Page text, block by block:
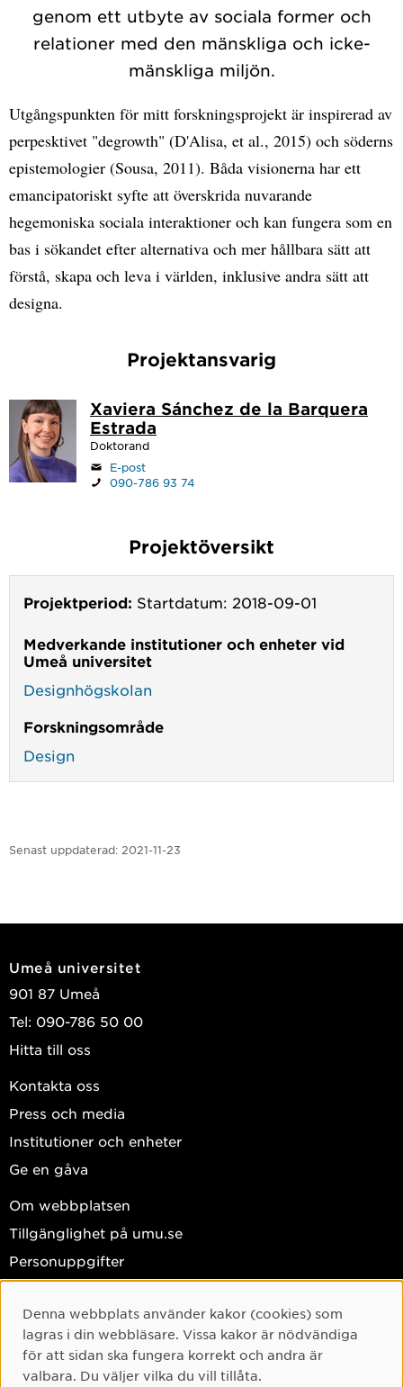
genom ett utbyte av sociala former och
relationer med den mänskliga och icke-
mänskliga miljön.
Utgångspunkten för mitt forskningsprojekt är inspirerad av
perpesktivet "degrowth" (D'Alisa, et al., 2015) och söderns
epistemologier (Sousa, 2011). Båda visionerna har ett
emancipatoriskt syfte att överskrida nuvarande
hegemoniska sociala interaktioner och kan fungera som en
bas i sökandet efter alternativa och mer hållbara sätt att
förstå, skapa och leva i världen, inklusive andra sätt att
designa.
Projektansvarig
Xaviera Sánchez de la Barquera
Estrada
Doktorand
E-post
090-786 93 74
Projektöversikt
Projektperiod: Startdatum: 2018-09-01
Medverkande institutioner och enheter vid
Umeå universitet
Designhögskolan
Forskningsområde
Design
Senast uppdaterad: 2021-11-23
Umeå universitet
901 87 Umeå
Tel: 090-786 50 00
Hitta till oss
Kontakta oss
Press och media
Institutioner och enheter
Ge en gåva
Om webbplatsen
Tillgänglighet på umu.se
Personuppgifter
Facebook
Instagram
TikTok
Cookie-samtycke
Denna webbplats använder kakor (cookies) som
lagras i din webbläsare. Vissa kakor är nödvändiga
för att sidan ska fungera korrekt och andra är
valbara. Du väljer vilka du vill tillåta.